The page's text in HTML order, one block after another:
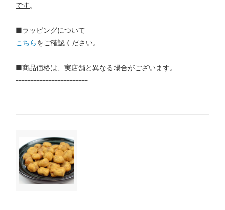
です。
■ラッピングについて
こちらをご確認ください。
■商品価格は、実店舗と異なる場合がございます。
------------------------